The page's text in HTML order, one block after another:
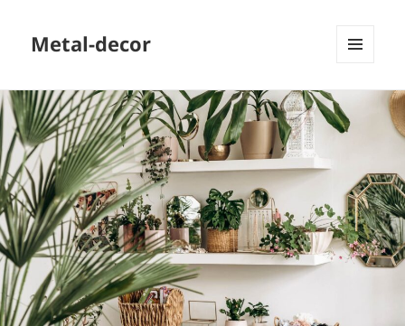
Metal-decor
WIDGETS